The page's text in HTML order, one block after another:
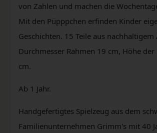
von Zahlen und machen die
Mit den Püpppchen erfinden Kinder
Geschichten. 15 Teile aus
Durchmesser Rahmen 19 cm, Höhe
cm.
Ab 1 Jahr.
Handgefertigtes Spielzeug aus dem
Familienunternehmen Grimm's mit 40